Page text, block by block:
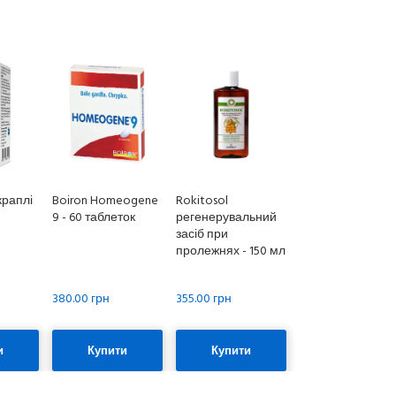
Boiron Homeogene
9 - 60 таблеток
380.00 грн
Купити
Rokitosol
регенерувальний
засіб при
пролежнях - 150 мл
355.00 грн
Купити